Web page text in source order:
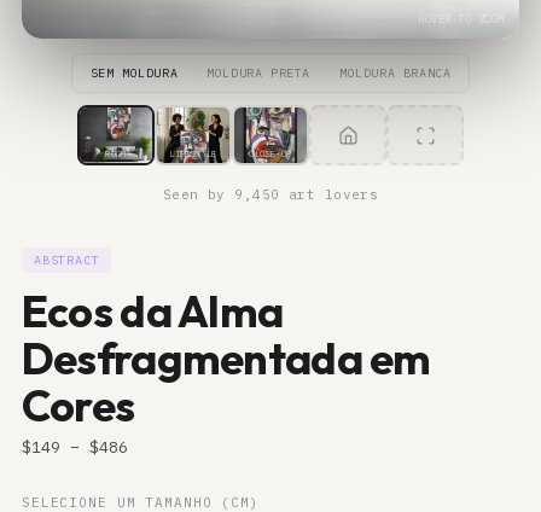
HOVER TO ZOOM
SEM MOLDURA MOLDURA PRETA MOLDURA BRANCA
ROOM LIFESTYLE CLOSE-UP
Seen by 9,450 art lovers
ABSTRACT
Ecos da Alma
Desfragmentada em
Cores
$149 – $486
SELECIONE UM TAMANHO (CM)